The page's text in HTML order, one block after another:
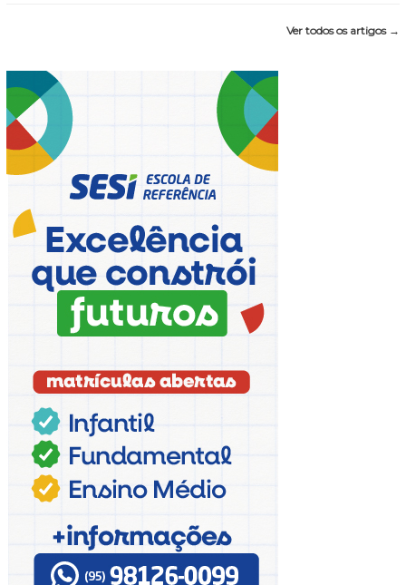
Ver todos os artigos →